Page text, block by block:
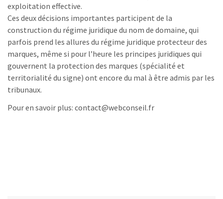
exploitation effective.
Ces deux décisions importantes participent de la
construction du régime juridique du nom de domaine, qui
parfois prend les allures du régime juridique protecteur des
marques, même si pour l’heure les principes juridiques qui
gouvernent la protection des marques (spécialité et
territorialité du signe) ont encore du mal à être admis par les
tribunaux.
Pour en savoir plus: contact@webconseil.fr